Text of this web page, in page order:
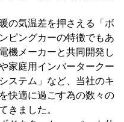
の気温差を押さえる「ボ
ピングカーの特徴でもあ
機メーカーと共同開発し
家庭用インバータークー
ステム」など、当社のキ
快適に過ごす為の数々の
きました。